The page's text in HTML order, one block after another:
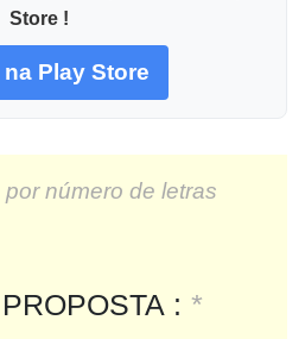
Store !
Play Store
número de letras
: *